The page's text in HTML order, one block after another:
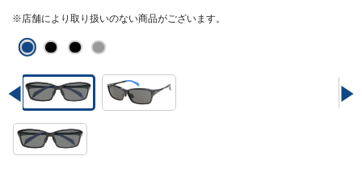
※店舗により取り扱いのない商品がございます。